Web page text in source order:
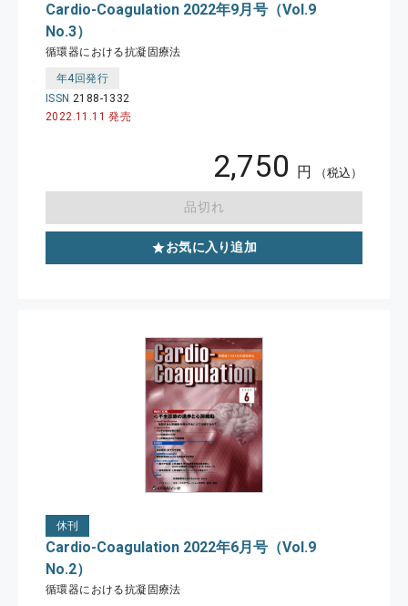
Cardio-Coagulation 2022年9月号（Vol.9
No.3）
循環器における抗凝固療法
年4回発行
ISSN 2188-1332
2022.11.11 発売
2,750 円 （税込）
品切れ
お気に入り追加
休刊
Cardio-Coagulation 2022年6月号（Vol.9
No.2）
循環器における抗凝固療法